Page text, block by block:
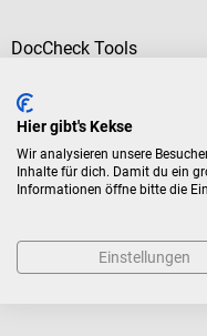
DocCheck Tools
Ideal bei
Durchschnittliche
Größe:11 x 15 cm
Hier gibt's Kekse
Wir analysieren unsere
Inhalte für dich. Damit du ein
Informationen öffne bitte die
Einstellungen